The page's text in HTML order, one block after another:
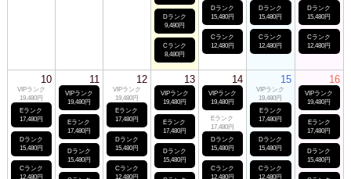
Dランク
9,480円
Cランク
8,480円
Dランク
15,480円
Cランク
12,480円
Dランク
15,480円
Cランク
12,480円
Dランク
15,480円
Cランク
12,480円
10
VIPランク
19,480円
Eランク
17,480円
Dランク
15,480円
Cランク
12,480円
11
VIPランク
19,480円
Eランク
17,480円
Dランク
15,480円
12
VIPランク
19,480円
Eランク
17,480円
Dランク
15,480円
Cランク
12,480円
13
VIPランク
19,480円
Eランク
17,480円
Dランク
15,480円
14
VIPランク
19,480円
Eランク
17,480円
Dランク
15,480円
Cランク
12,480円
15
VIPランク
19,480円
Eランク
17,480円
Dランク
15,480円
Cランク
12,480円
16
VIPランク
19,480円
Eランク
17,480円
Dランク
15,480円